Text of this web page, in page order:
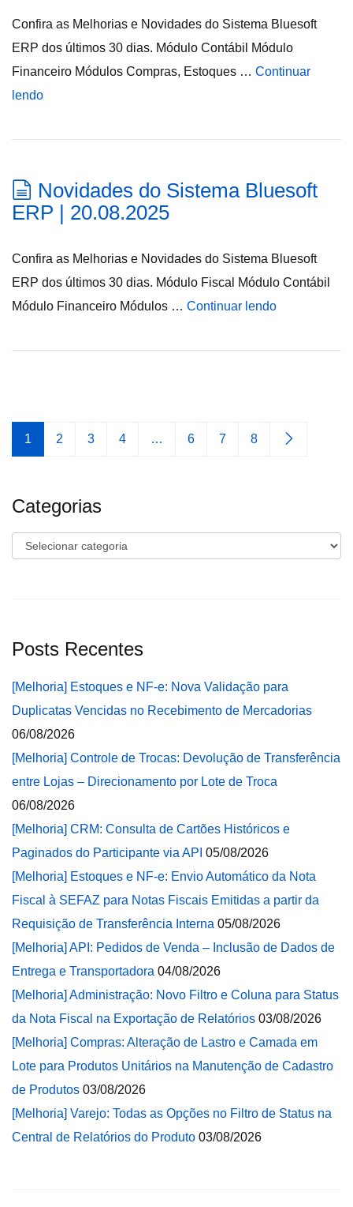
Confira as Melhorias e Novidades do Sistema Bluesoft
ERP dos últimos 30 dias. Módulo Contábil Módulo
Financeiro Módulos Compras, Estoques … Continuar
lendo
Novidades do Sistema Bluesoft
ERP | 20.08.2025
Confira as Melhorias e Novidades do Sistema Bluesoft
ERP dos últimos 30 dias. Módulo Fiscal Módulo Contábil
Módulo Financeiro Módulos … Continuar lendo
1 2 3 4 … 6 7 8
Categorias
Categorias
Posts Recentes
[Melhoria] Estoques e NF-e: Nova Validação para
Duplicatas Vencidas no Recebimento de Mercadorias
06/08/2026
[Melhoria] Controle de Trocas: Devolução de Transferência
entre Lojas – Direcionamento por Lote de Troca
06/08/2026
[Melhoria] CRM: Consulta de Cartões Históricos e
Paginados do Participante via API 05/08/2026
[Melhoria] Estoques e NF-e: Envio Automático da Nota
Fiscal à SEFAZ para Notas Fiscais Emitidas a partir da
Requisição de Transferência Interna 05/08/2026
[Melhoria] API: Pedidos de Venda – Inclusão de Dados de
Entrega e Transportadora 04/08/2026
[Melhoria] Administração: Novo Filtro e Coluna para Status
da Nota Fiscal na Exportação de Relatórios 03/08/2026
[Melhoria] Compras: Alteração de Lastro e Camada em
Lote para Produtos Unitários na Manutenção de Cadastro
de Produtos 03/08/2026
[Melhoria] Varejo: Todas as Opções no Filtro de Status na
Central de Relatórios do Produto 03/08/2026